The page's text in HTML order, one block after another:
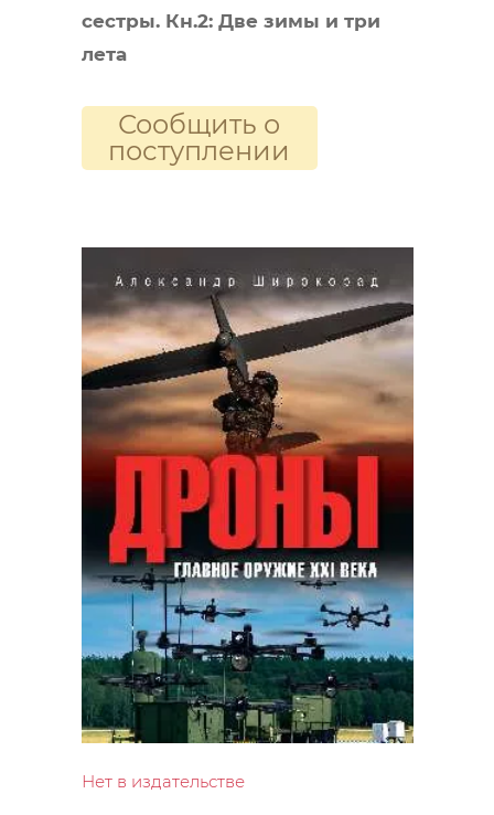
сестры. Кн.2: Две зимы и три
лета
Сообщить о
поступлении
Нет в издательстве